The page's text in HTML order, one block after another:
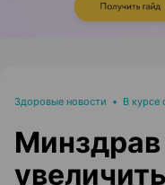
Здоровые новости • В курсе